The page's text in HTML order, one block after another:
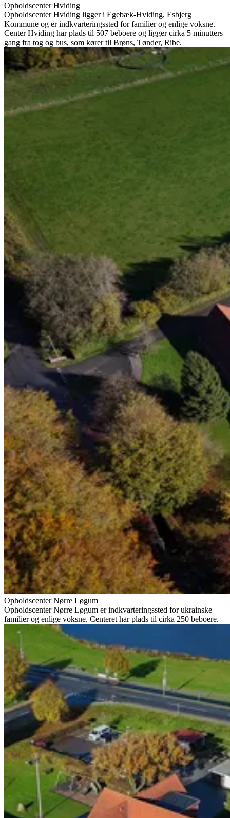
Opholdscenter Hviding
Opholdscenter Hviding ligger i Egebæk-Hviding, Esbjerg
Kommune og er indkvarteringssted for familier og enlige voksne.
Center Hviding har plads til 507 beboere og ligger cirka 5 minutters
gang fra tog og bus, som kører til Brøns, Tønder, Ribe.
Opholdscenter Nørre Løgum
Opholdscenter Nørre Løgum er indkvarteringssted for ukrainske
familier og enlige voksne. Centeret har plads til cirka 250 beboere.